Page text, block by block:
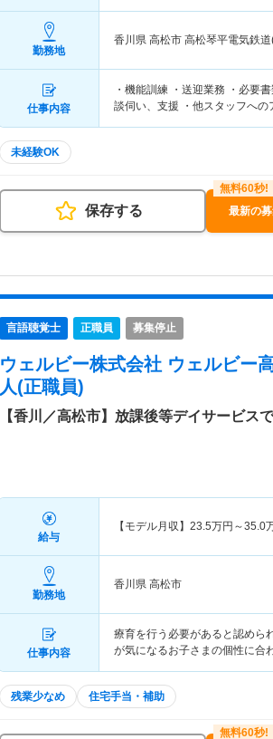
勤務地
香川県 高松市 高松琴平電気鉄道
仕事内容
・機能訓練 ・送迎業務 ・必要
談伺い、支援 ・他スタッフへの
未経験OK
保存する 最新の
言語聴覚士 正職員 募集停止
ウェルビー株式会社 ウェルビー
人(正職員)
【香川／高松市】放課後等デイサービス
給与
【モデル月収】 23.5万円～35.0
勤務地
香川県 高松市
仕事内容
療育を行う必要があると認めら
が気になるお子さまの個性に合
残業少なめ 住宅手当・補助